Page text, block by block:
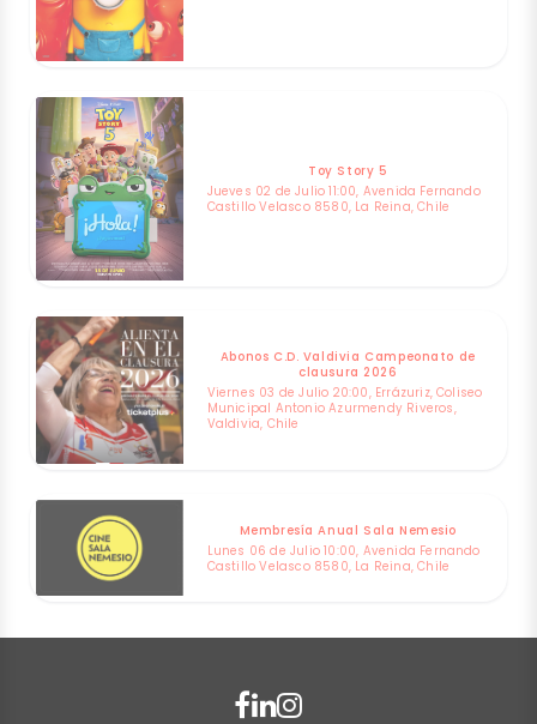
Toy Story 5
Jueves 02 de Julio 11:00, Avenida Fernando
Castillo Velasco 8580, La Reina, Chile
Abonos C.D. Valdivia Campeonato de
clausura 2026
Viernes 03 de Julio 20:00, Errázuriz, Coliseo
Municipal Antonio Azurmendy Riveros,
Valdivia, Chile
Membresía Anual Sala Nemesio
Lunes 06 de Julio 10:00, Avenida Fernando
Castillo Velasco 8580, La Reina, Chile